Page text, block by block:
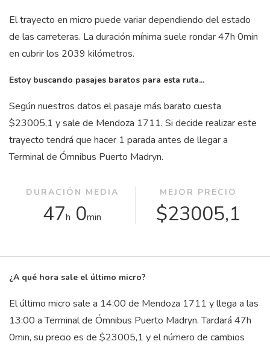
El trayecto en micro puede variar dependiendo del estado
de las carreteras. La duración mínima suele rondar 47h 0min
en cubrir los 2039 kilómetros.
Estoy buscando pasajes baratos para esta ruta...
Según nuestros datos el pasaje más barato cuesta
$23005,1 y sale de Mendoza 1711. Si decide realizar este
trayecto tendrá que hacer 1 parada antes de llegar a
Terminal de Ómnibus Puerto Madryn.
DURACIÓN MEDIA
47h 0min
MEJOR PRECIO
$23005,1
¿A qué hora sale el último micro?
El último micro sale a 14:00 de Mendoza 1711 y llega a las
13:00 a Terminal de Ómnibus Puerto Madryn. Tardará 47h
0min, su precio es de $23005,1 y el número de cambios